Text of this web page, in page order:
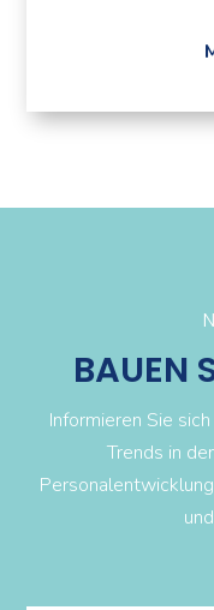
BAUEN
Informieren Sie
Trends in